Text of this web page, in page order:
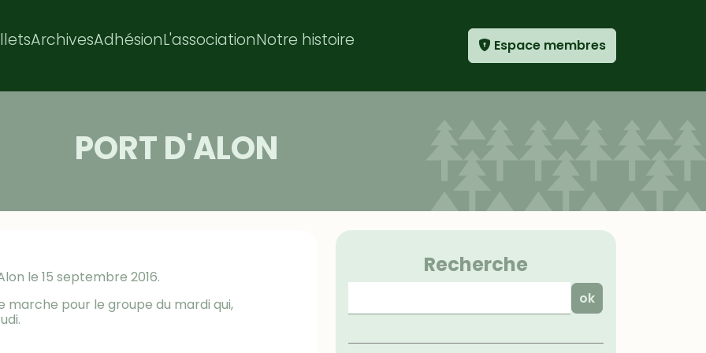
ArchivesAdhésionL'associationNotre histoire Espace membres
PORT D'ALON
le 15 septembre 2016.
marche pour le groupe du mardi qui,
Recherche